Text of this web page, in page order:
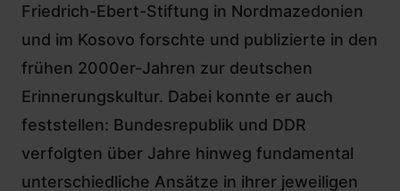
Friedrich-Ebert-Stiftung in Nordmazedonien
und im Kosovo forschte und publizierte in den
frühen 2000er-Jahren zur deutschen
Erinnerungskultur. Dabei konnte er auch
feststellen: Bundesrepublik und DDR
verfolgten über Jahre hinweg fundamental
unterschiedliche Ansätze in ihrer jeweiligen